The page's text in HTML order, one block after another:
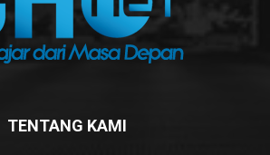
TENTANG KAMI